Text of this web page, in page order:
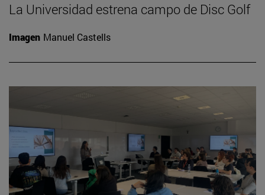
La Universidad estrena campo de Disc Golf
Imagen Manuel Castells